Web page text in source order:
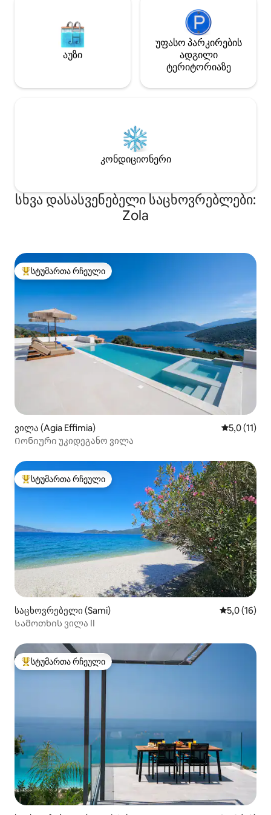
აუზი
უფასო პარკირების
ადგილი
ტერიტორიაზე
კონდიციონერი
სხვა დასასვენებელი საცხოვრებლები:
Zola
სტუმართა რჩეული მოწინავე ვარიანტი
სტუმართა რჩეული
ვილა (Agia Effimia) საშუალო
5,0 (11)
Იონიური უკიდეგანო ვილა
სტუმართა რჩეული მოწინავე ვარიანტი
სტუმართა რჩეული
საცხოვრებელი (Sami) საშუალო
5,0 (16)
Სამოთხის ვილა II
სტუმართა რჩეული მოწინავე ვარიანტი
სტუმართა რჩეული